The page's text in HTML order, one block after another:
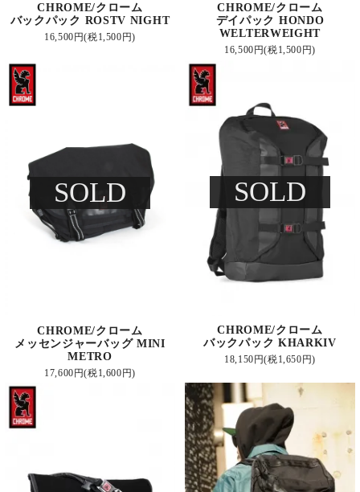
CHROME/クローム
バックパック ROSTV NIGHT
16,500円(税1,500円)
CHROME/クローム
デイパック HONDO
WELTERWEIGHT
16,500円(税1,500円)
SOLD
CHROME/クローム
メッセンジャーバッグ MINI
METRO
17,600円(税1,600円)
SOLD
CHROME/クローム
バックパック KHARKIV
18,150円(税1,650円)